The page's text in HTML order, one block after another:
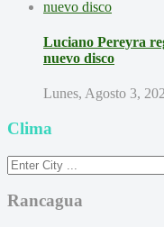
Luciano Pereyra
nuevo disco
Lunes, Agosto 3,
Clima
Rancagua